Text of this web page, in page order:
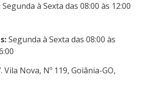
Segunda à Sexta das 08:00 às 12:00
Segunda à Sexta das 08:00 às
Vila Nova, Nº 119, Goiânia-GO,